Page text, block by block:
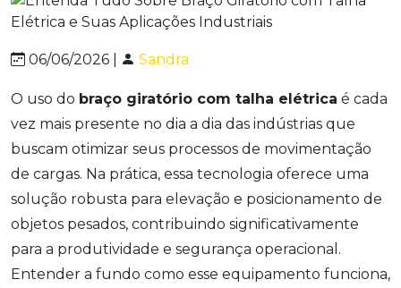
06/06/2026 | Sandra
O uso do braço giratório com talha elétrica é cada
vez mais presente no dia a dia das indústrias que
buscam otimizar seus processos de movimentação
de cargas. Na prática, essa tecnologia oferece uma
solução robusta para elevação e posicionamento de
objetos pesados, contribuindo significativamente
para a produtividade e segurança operacional.
Entender a fundo como esse equipamento funciona,